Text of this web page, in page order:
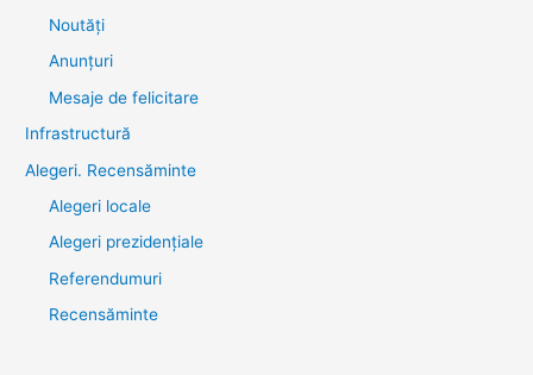
Noutăţi
Anunţuri
Mesaje de felicitare
Infrastructură
Alegeri. Recensăminte
Alegeri locale
Alegeri prezidențiale
Referendumuri
Recensăminte